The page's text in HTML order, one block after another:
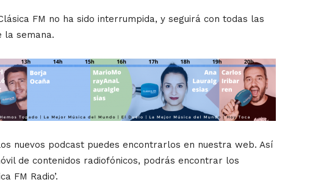
FM no ha sido interrumpida, y seguirá con todas las
la semana.
nuevos podcast puedes encontrarlos en nuestra web. Así
de contenidos radiofónicos, podrás encontrar los
FM Radio’.